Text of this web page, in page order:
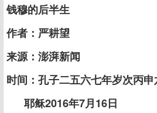
钱穆的后半生
作者：严耕望
来源：澎湃新闻
时间：孔子二五六七年岁次丙
耶稣2016年7月16日